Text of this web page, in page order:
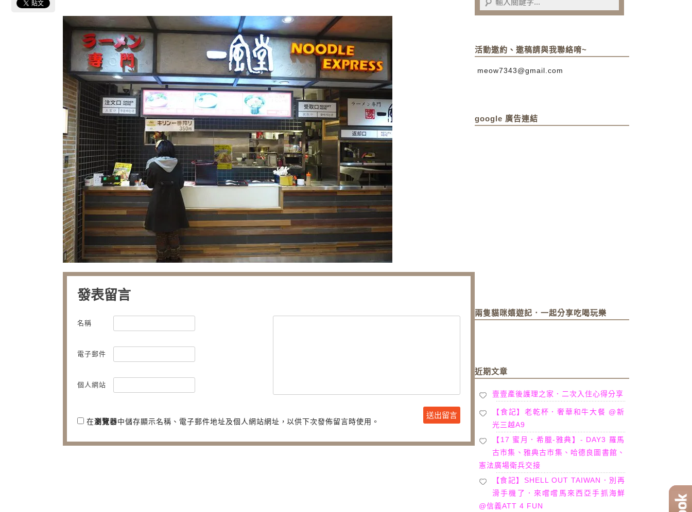
發表留言
名稱
電子郵件
個人網站
在瀏覽器中儲存顯示名稱、電子郵件地址及個人網站網址，以供下次發佈留言時使用。
活動邀約、邀稿請與我聯絡唷~
meow7343@gmail.com
google 廣告連結
兩隻貓咪嬉遊記．一起分享吃喝玩樂
近期文章
壹壹產後護理之家．二次入住心得分享
【食記】老乾杯．奢華和牛大餐 @新
光三越A9
【17 蜜月．希臘-雅典】- DAY3 羅馬
古市集、雅典古市集、哈德良圖書館、
憲法廣場衛兵交接
【食記】SHELL OUT TAIWAN．別再
滑手機了．來嚐嚐馬來西亞手抓海鮮
@信義ATT 4 FUN